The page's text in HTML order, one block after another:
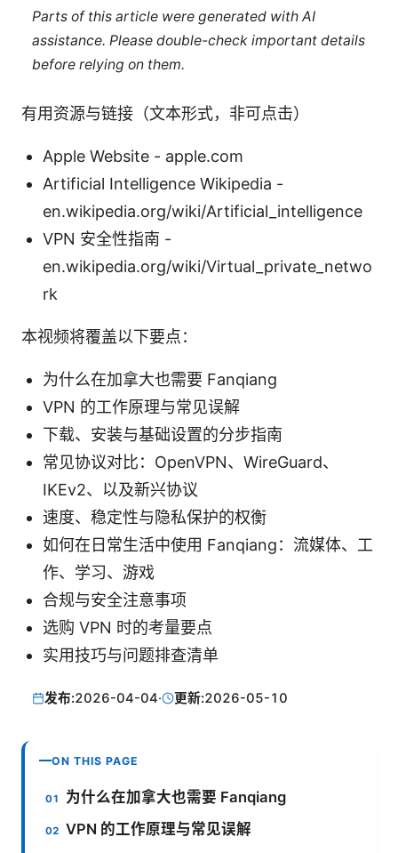
Parts of this article were generated with AI
assistance. Please double-check important details
before relying on them.
有用资源与链接（文本形式，非可点击）
Apple Website - apple.com
Artificial Intelligence Wikipedia -
en.wikipedia.org/wiki/Artificial_intelligence
VPN 安全性指南 -
en.wikipedia.org/wiki/Virtual_private_netwo
rk
本视频将覆盖以下要点：
为什么在加拿大也需要 Fanqiang
VPN 的工作原理与常见误解
下载、安装与基础设置的分步指南
常见协议对比：OpenVPN、WireGuard、
IKEv2、以及新兴协议
速度、稳定性与隐私保护的权衡
如何在日常生活中使用 Fanqiang：流媒体、工
作、学习、游戏
合规与安全注意事项
选购 VPN 时的考量要点
实用技巧与问题排查清单
发布:2026-04-04· 更新:2026-05-10
ON THIS PAGE
为什么在加拿大也需要 Fanqiang
VPN 的工作原理与常见误解